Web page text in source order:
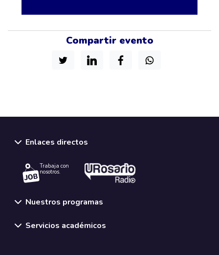
Compartir evento
Enlaces directos
Trabaja con
nosotros.
Nuestros programas
Servicios académicos